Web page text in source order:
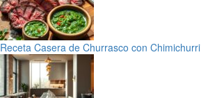
Receta Casera de Churrasco con Chimichurri